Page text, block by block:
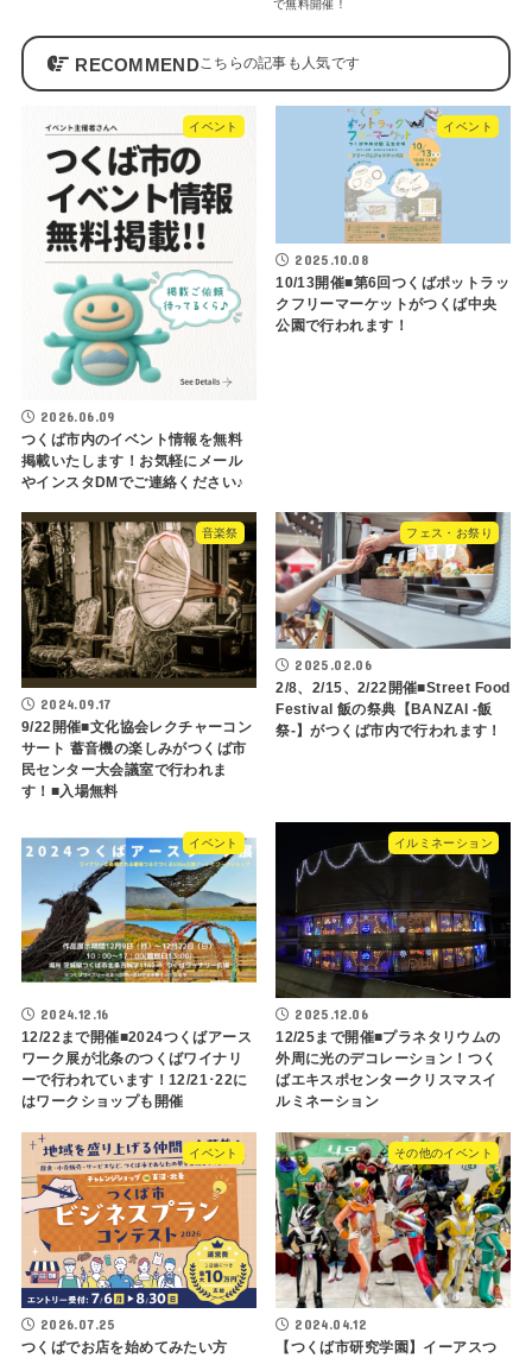
で無料開催！
RECOMMEND
イベント
2026.06.09
つくば市内のイベント情報を無料
掲載いたします！お気軽にメール
やインスタDMでご連絡ください♪
イベント
2025.10.08
10/13開催■第6回つくばポットラッ
クフリーマーケットがつくば中央
公園で行われます！
音楽祭
2024.09.17
9/22開催■文化協会レクチャーコン
サート 蓄音機の楽しみがつくば市
民センター大会議室で行われま
す！■入場無料
フェス・お祭り
2025.02.06
2/8、2/15、2/22開催■Street Food
Festival 飯の祭典【BANZAI -飯
祭-】がつくば市内で行われます！
イベント
2024.12.16
12/22まで開催■2024つくばアース
ワーク展が北条のつくばワイナリ
ーで行われています！12/21･22に
はワークショップも開催
イルミネーション
2025.12.06
12/25まで開催■プラネタリウムの
外周に光のデコレーション！つく
ばエキスポセンタークリスマスイ
ルミネーション
イベント
2026.07.25
つくばでお店を始めてみたい方
その他のイベント
2024.04.12
【つくば市研究学園】イーアスつ